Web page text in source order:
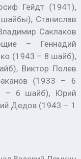
Гейдт (1941),
Станислав
Саклаков
– Геннадий
(1943 – 8 шайб),
Виктор Полев
(1933 – 6
– 6 шайб), Юрий
Дедов (1943 – 1